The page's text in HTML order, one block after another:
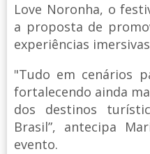
Love Noronha, o
a proposta de
experiências
"Tudo em cenários
fortalecendo ainda
dos destinos
Brasil”, antecipa
evento.